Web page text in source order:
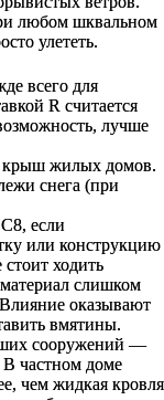
любом шквальном
улететь.
всего для
R считается
лучше
крыш жилых домов.
снега (при
С8, если
или конструкцию
ходить
слишком
оказывают
вмятины.
сооружений —
В частном доме
чем жидкая кровля